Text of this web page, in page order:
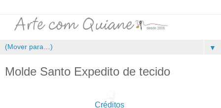
▼
Molde Santo Expedito de tecido
Créditos